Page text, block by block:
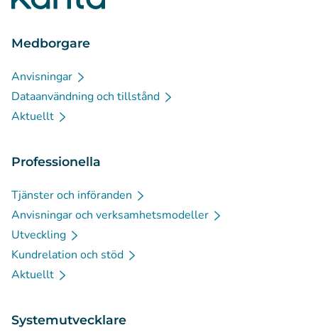
Medborgare
Anvisningar
Dataanvändning och tillstånd
Aktuellt
Professionella
Tjänster och införanden
Anvisningar och verksamhetsmodeller
Utveckling
Kundrelation och stöd
Aktuellt
Systemutvecklare